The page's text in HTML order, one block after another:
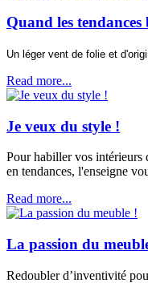
Quand les
Un léger vent de folie et
Read more...
Je veux du style !
Pour habiller vos intérieurs
en tendances, l'enseigne
Read more...
La passion du
Redoubler d’inventivité